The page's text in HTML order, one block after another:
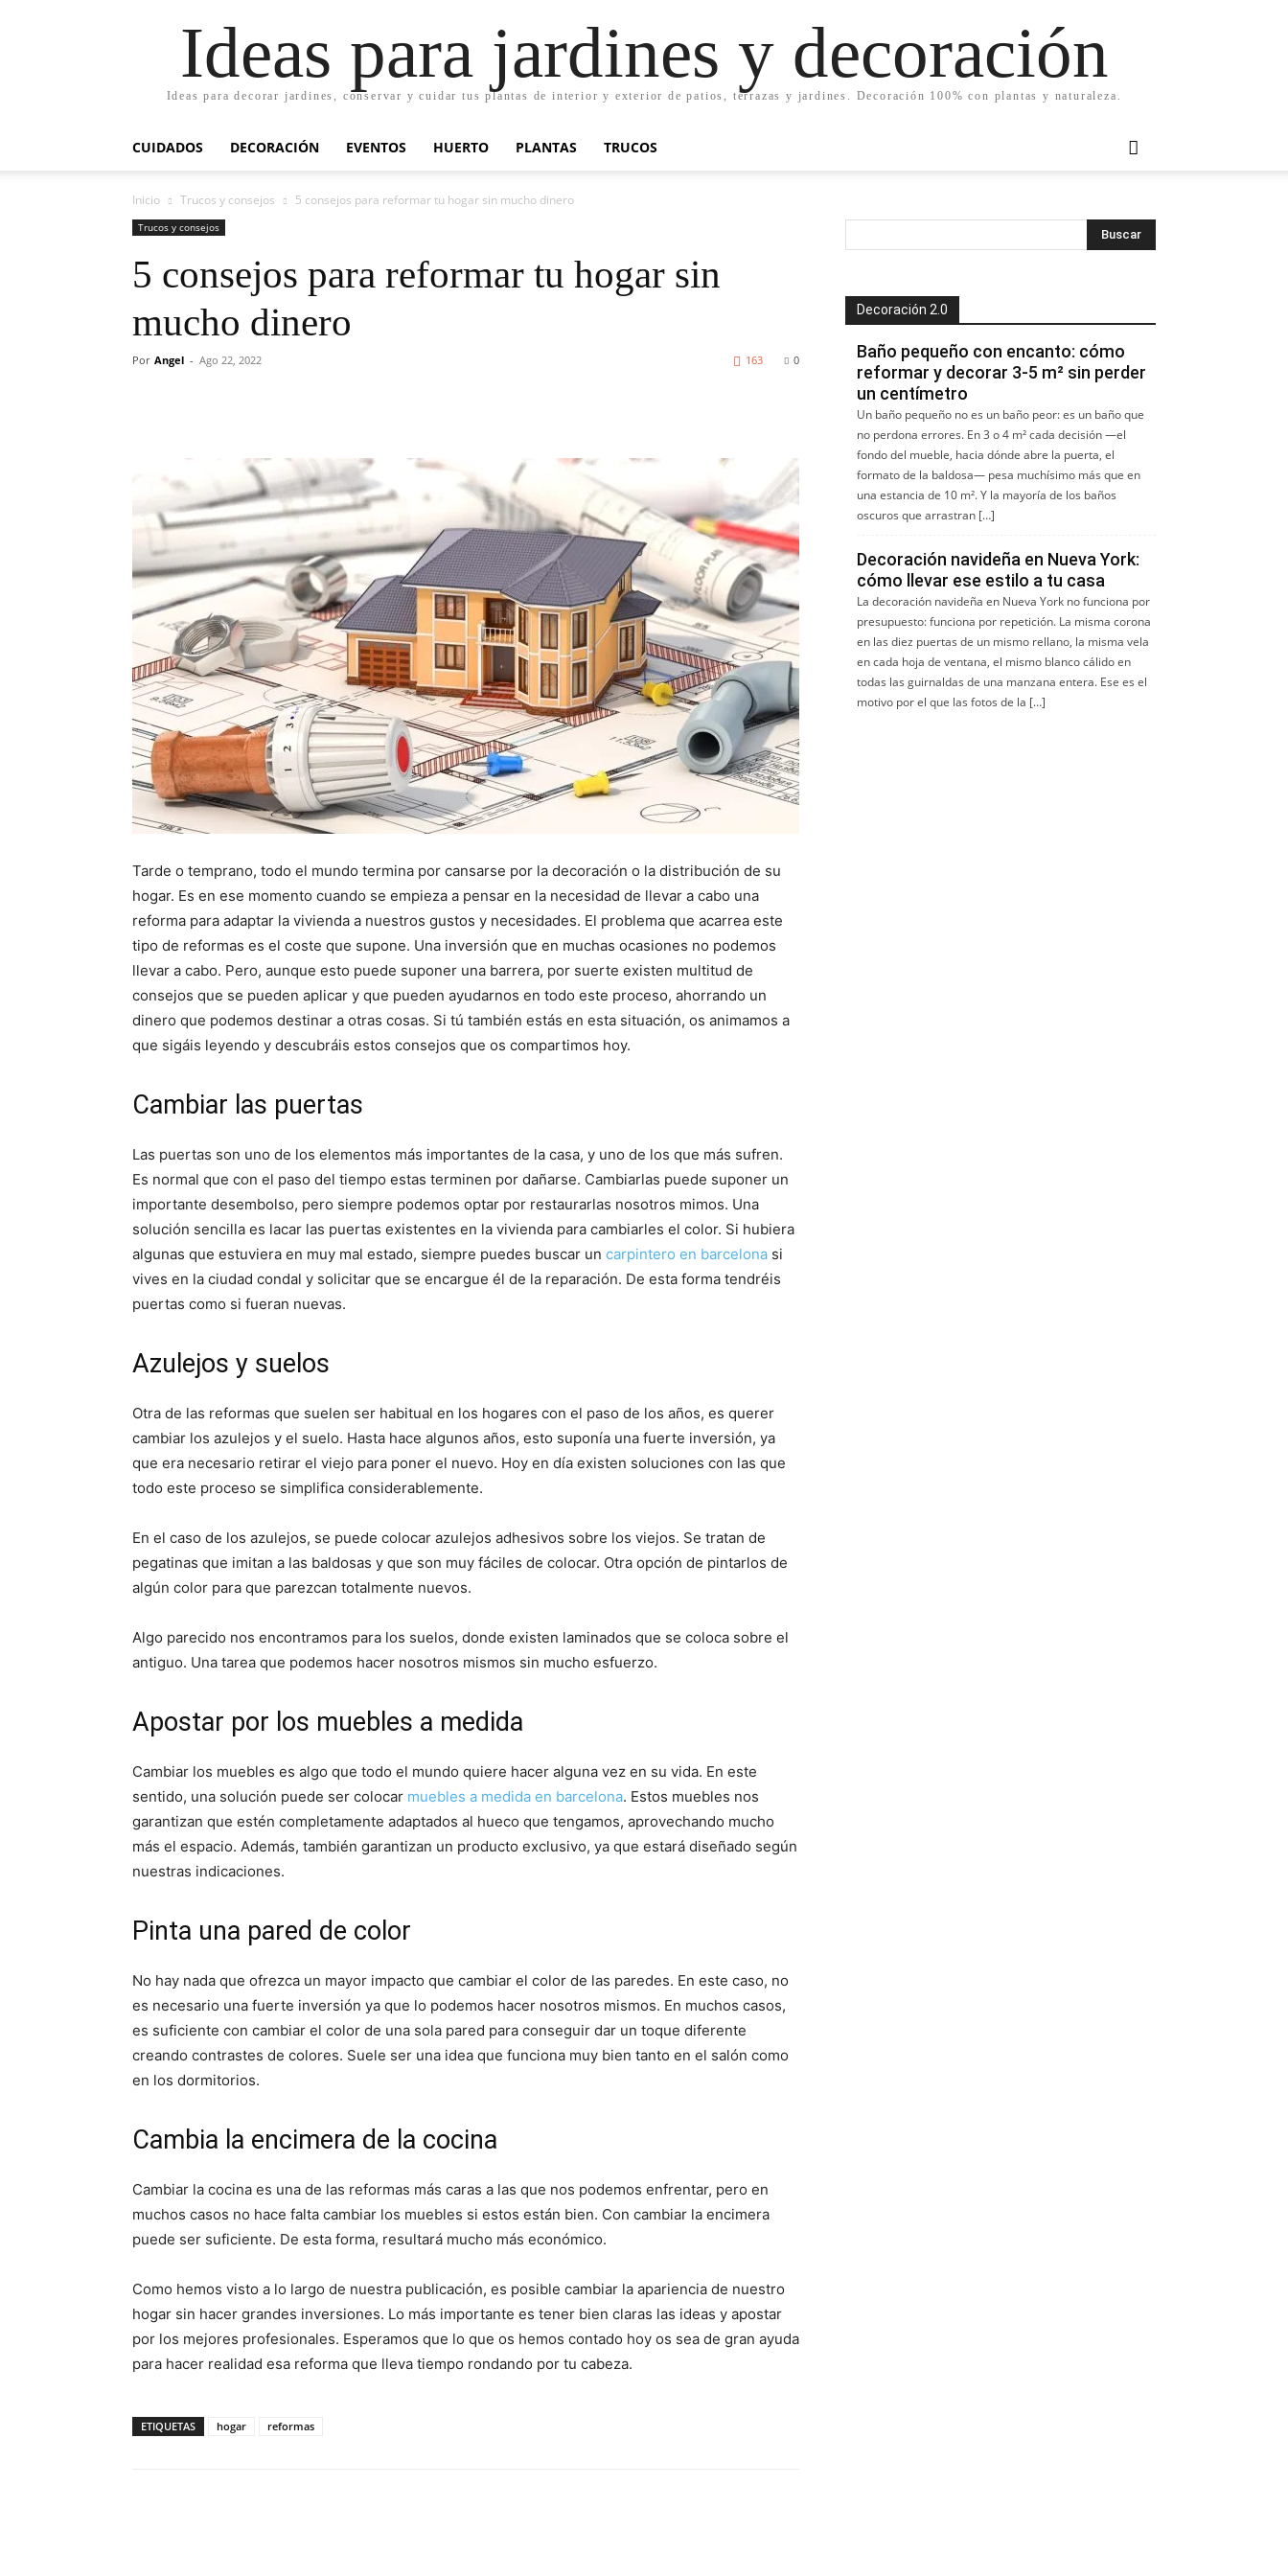
Ideas para jardines y decoración
Ideas para decorar jardines, conservar y cuidar tus plantas de interior y exterior de patios, terrazas y jardines. Decoración 100% con plantas y naturaleza.
CUIDADOS DECORACIÓN EVENTOS HUERTO PLANTAS TRUCOS
Inicio Trucos y consejos 5 consejos para reformar tu hogar sin mucho dinero
Trucos y consejos
5 consejos para reformar tu hogar sin
mucho dinero
Por Angel - Ago 22, 2022 0
163
Tarde o temprano, todo el mundo termina por cansarse por la decoración o la distribución de su
hogar. Es en ese momento cuando se empieza a pensar en la necesidad de llevar a cabo una
reforma para adaptar la vivienda a nuestros gustos y necesidades. El problema que acarrea este
tipo de reformas es el coste que supone. Una inversión que en muchas ocasiones no podemos
llevar a cabo. Pero, aunque esto puede suponer una barrera, por suerte existen multitud de
consejos que se pueden aplicar y que pueden ayudarnos en todo este proceso, ahorrando un
dinero que podemos destinar a otras cosas. Si tú también estás en esta situación, os animamos a
que sigáis leyendo y descubráis estos consejos que os compartimos hoy.
Cambiar las puertas
Las puertas son uno de los elementos más importantes de la casa, y uno de los que más sufren.
Es normal que con el paso del tiempo estas terminen por dañarse. Cambiarlas puede suponer un
importante desembolso, pero siempre podemos optar por restaurarlas nosotros mimos. Una
solución sencilla es lacar las puertas existentes en la vivienda para cambiarles el color. Si hubiera
algunas que estuviera en muy mal estado, siempre puedes buscar un carpintero en barcelona si
vives en la ciudad condal y solicitar que se encargue él de la reparación. De esta forma tendréis
puertas como si fueran nuevas.
Azulejos y suelos
Otra de las reformas que suelen ser habitual en los hogares con el paso de los años, es querer
cambiar los azulejos y el suelo. Hasta hace algunos años, esto suponía una fuerte inversión, ya
que era necesario retirar el viejo para poner el nuevo. Hoy en día existen soluciones con las que
todo este proceso se simplifica considerablemente.
En el caso de los azulejos, se puede colocar azulejos adhesivos sobre los viejos. Se tratan de
pegatinas que imitan a las baldosas y que son muy fáciles de colocar. Otra opción de pintarlos de
algún color para que parezcan totalmente nuevos.
Algo parecido nos encontramos para los suelos, donde existen laminados que se coloca sobre el
antiguo. Una tarea que podemos hacer nosotros mismos sin mucho esfuerzo.
Apostar por los muebles a medida
Cambiar los muebles es algo que todo el mundo quiere hacer alguna vez en su vida. En este
sentido, una solución puede ser colocar muebles a medida en barcelona. Estos muebles nos
garantizan que estén completamente adaptados al hueco que tengamos, aprovechando mucho
más el espacio. Además, también garantizan un producto exclusivo, ya que estará diseñado según
nuestras indicaciones.
Pinta una pared de color
No hay nada que ofrezca un mayor impacto que cambiar el color de las paredes. En este caso, no
es necesario una fuerte inversión ya que lo podemos hacer nosotros mismos. En muchos casos,
es suficiente con cambiar el color de una sola pared para conseguir dar un toque diferente
creando contrastes de colores. Suele ser una idea que funciona muy bien tanto en el salón como
en los dormitorios.
Cambia la encimera de la cocina
Cambiar la cocina es una de las reformas más caras a las que nos podemos enfrentar, pero en
muchos casos no hace falta cambiar los muebles si estos están bien. Con cambiar la encimera
puede ser suficiente. De esta forma, resultará mucho más económico.
Como hemos visto a lo largo de nuestra publicación, es posible cambiar la apariencia de nuestro
hogar sin hacer grandes inversiones. Lo más importante es tener bien claras las ideas y apostar
por los mejores profesionales. Esperamos que lo que os hemos contado hoy os sea de gran ayuda
para hacer realidad esa reforma que lleva tiempo rondando por tu cabeza.
ETIQUETAS hogar reformas
Decoración 2.0
Baño pequeño con encanto: cómo
reformar y decorar 3-5 m² sin perder
un centímetro
Un baño pequeño no es un baño peor: es un baño que
no perdona errores. En 3 o 4 m² cada decisión —el
fondo del mueble, hacia dónde abre la puerta, el
formato de la baldosa— pesa muchísimo más que en
una estancia de 10 m². Y la mayoría de los baños
oscuros que arrastran […]
Decoración navideña en Nueva York:
cómo llevar ese estilo a tu casa
La decoración navideña en Nueva York no funciona por
presupuesto: funciona por repetición. La misma corona
en las diez puertas de un mismo rellano, la misma vela
en cada hoja de ventana, el mismo blanco cálido en
todas las guirnaldas de una manzana entera. Ese es el
motivo por el que las fotos de la […]